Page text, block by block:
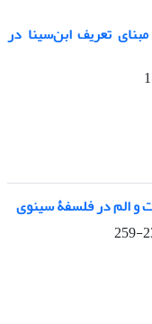
تعریف ابن‌سینا در
و الم در فلسفۀ سینوی